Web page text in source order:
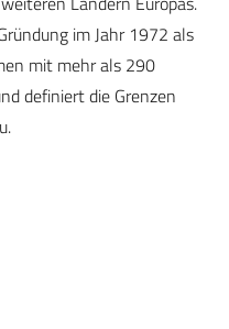
im Jahr 1972 als
mit mehr als 290
definiert die Grenzen